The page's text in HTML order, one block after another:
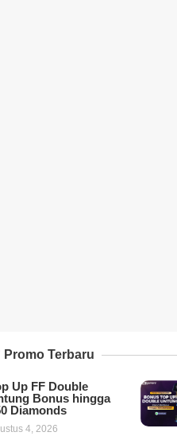
Promo Terbaru
Up FF Double
Bonus hingga
Diamonds
4, 2026